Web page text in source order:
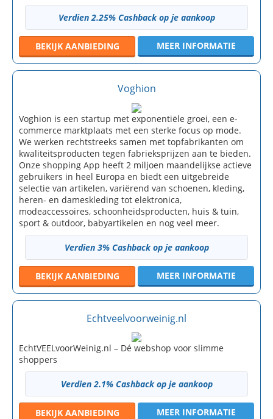
Verdien 2.25% Cashback op je aankoop
BEKIJK AANBIEDING MEER INFORMATIE
Voghion
Voghion is een startup met exponentiële groei, een e-
commerce marktplaats met een sterke focus op mode.
We werken rechtstreeks samen met topfabrikanten om
kwaliteitsproducten tegen fabrieksprijzen aan te bieden.
Onze shopping App heeft 2 miljoen maandelijkse actieve
gebruikers in heel Europa en biedt een uitgebreide
selectie van artikelen, variërend van schoenen, kleding,
heren- en dameskleding tot elektronica,
modeaccessoires, schoonheidsproducten, huis & tuin,
sport & outdoor, babyartikelen en nog veel meer.
Verdien 3% Cashback op je aankoop
BEKIJK AANBIEDING MEER INFORMATIE
Echtveelvoorweinig.nl
EchtVEELvoorWeinig.nl – Dé webshop voor slimme
shoppers
Verdien 2.1% Cashback op je aankoop
BEKIJK AANBIEDING MEER INFORMATIE